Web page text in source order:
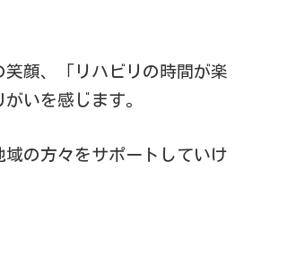
顔、「リハビリの時間が楽
いを感じます。
の方々をサポートしていけ